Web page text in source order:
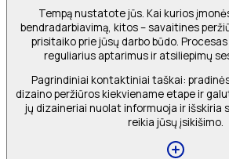
Tempą nustatote jūs. Kai kurios
bendradarbiavimą, kitos – savaitines
prisitaiko prie jūsų darbo būdo.
reguliarius aptarimus ir atsiliepimų
Pagrindiniai kontaktiniai taškai:
dizaino peržiūros kiekviename etape ir
jų dizaineriai nuolat informuoja ir išskiria
reikia jūsų įsikišimo.